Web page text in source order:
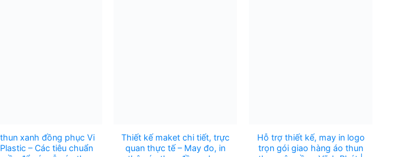
xanh đồng phục Vi
– Các tiêu chuẩn
Thiết kế maket chi tiết, trực
quan thực tế – May đo, in
Hỗ trợ thiết kế, may in logo
trọn gói giao hàng áo thun